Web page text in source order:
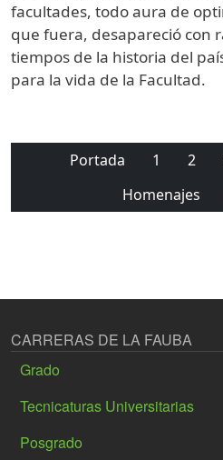
facultades, todo aura de
que fuera, desapareció con
tiempos de la historia del
para la vida de la Facultad.
Portada 1 2
Homenajes
CARRERAS DE LA FAUBA
Grado
Tecnicaturas Universitarias
Posgrado